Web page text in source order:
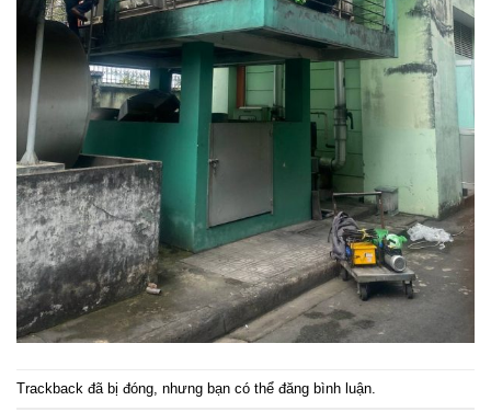
Trackback đã bị đóng, nhưng bạn có thể đăng bình luận